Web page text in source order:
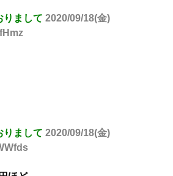
りまして 2020/09/18(金)
りまして 2020/09/18(金)